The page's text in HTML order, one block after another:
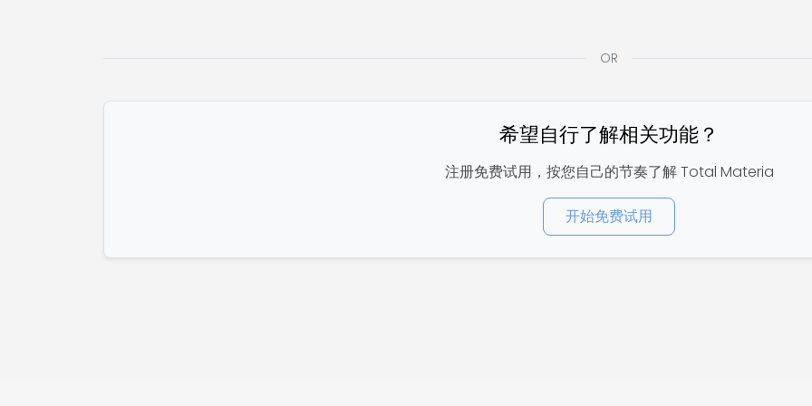
OR
希望自行了解相关功能？
注册免费试用，按您自己的节奏了解 Total Materia
开始免费试用